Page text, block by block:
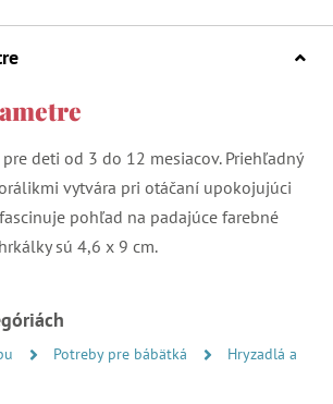
deti od 3 do 12 mesiacov. Priehľadný
vytvára pri otáčaní upokojujúci
pohľad na padajúce farebné
sú 4,6 x 9 cm.
Potreby pre bábätká
Hryzadlá a